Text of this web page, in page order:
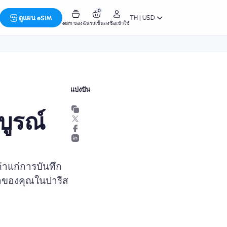
ดูแผน eSIM
esim ของฉัน
0
รถเข็นลงชื่อเข้าใช้
TH | USD
รณ์
แก่การบันทึก
ของคุณในปารีส
แบ่งปัน